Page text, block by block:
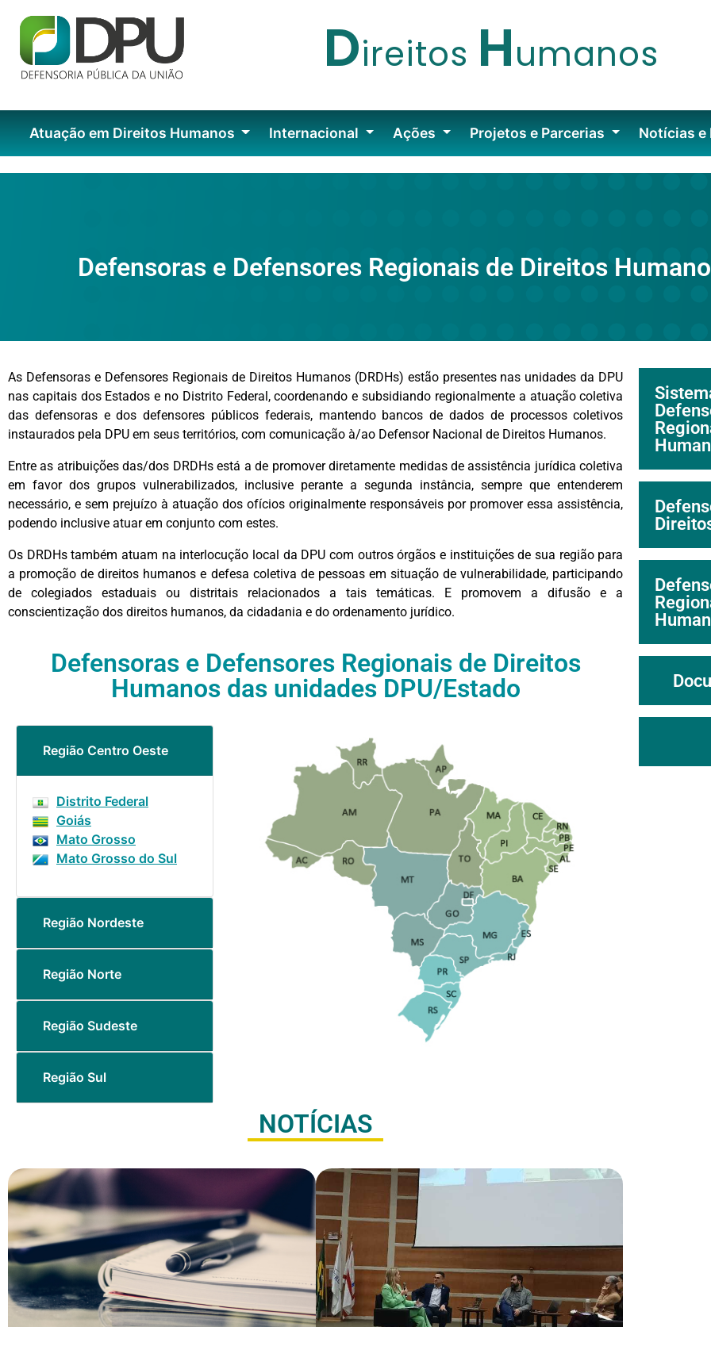
Direitos Humanos
Atuação em Direitos Humanos Internacional Ações Projetos e Parcerias Notícias e
Defensoras e Defensores Regionais de Direitos
As Defensoras e Defensores Regionais de Direitos Humanos (DRDHs) estão presentes nas unidades da DPU
nas capitais dos Estados e no Distrito Federal, coordenando e subsidiando regionalmente a atuação coletiva
das defensoras e dos defensores públicos federais, mantendo bancos de dados de processos coletivos
instaurados pela DPU em seus territórios, com comunicação à/ao Defensor Nacional de Direitos Humanos.
Entre as atribuições das/dos DRDHs está a de promover diretamente medidas de assistência jurídica coletiva
em favor dos grupos vulnerabilizados, inclusive perante a segunda instância, sempre que entenderem
necessário, e sem prejuízo à atuação dos ofícios originalmente responsáveis por promover essa assistência,
podendo inclusive atuar em conjunto com estes.
Os DRDHs também atuam na interlocução local da DPU com outros órgãos e instituições de sua região para
a promoção de direitos humanos e defesa coletiva de pessoas em situação de vulnerabilidade, participando
de colegiados estaduais ou distritais relacionados a tais temáticas. E promovem a difusão e a
conscientização dos direitos humanos, da cidadania e do ordenamento jurídico.
Defensoras e Defensores Regionais de Direitos
Humanos das unidades DPU/Estado
Região Centro Oeste
Distrito Federal
Goiás
Mato Grosso
Mato Grosso do Sul
Região Nordeste
Região Norte
Região Sudeste
Região Sul
NOTÍCIAS